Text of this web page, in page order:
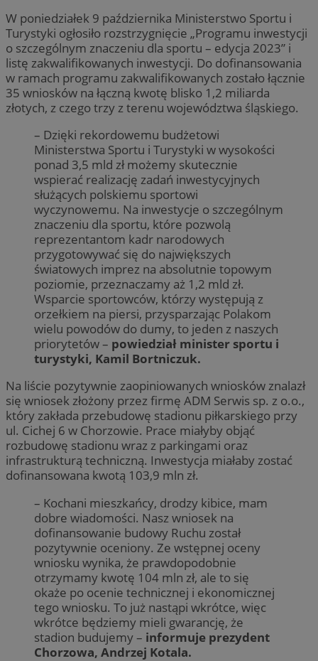
W poniedziałek 9 października Ministerstwo Sportu i
Turystyki ogłosiło rozstrzygnięcie „Programu inwestycji
o szczególnym znaczeniu dla sportu – edycja 2023” i
listę zakwalifikowanych inwestycji. Do dofinansowania
w ramach programu zakwalifikowanych zostało łącznie
35 wniosków na łączną kwotę blisko 1,2 miliarda
złotych, z czego trzy z terenu województwa śląskiego.
– Dzięki rekordowemu budżetowi
Ministerstwa Sportu i Turystyki w wysokości
ponad 3,5 mld zł możemy skutecznie
wspierać realizację zadań inwestycyjnych
służących polskiemu sportowi
wyczynowemu. Na inwestycje o szczególnym
znaczeniu dla sportu, które pozwolą
reprezentantom kadr narodowych
przygotowywać się do największych
światowych imprez na absolutnie topowym
poziomie, przeznaczamy aż 1,2 mld zł.
Wsparcie sportowców, którzy występują z
orzełkiem na piersi, przysparzając Polakom
wielu powodów do dumy, to jeden z naszych
priorytetów – powiedział minister sportu i
turystyki, Kamil Bortniczuk.
Na liście pozytywnie zaopiniowanych wniosków znalazł
się wniosek złożony przez firmę ADM Serwis sp. z o.o.,
który zakłada przebudowę stadionu piłkarskiego przy
ul. Cichej 6 w Chorzowie. Prace miałyby objąć
rozbudowę stadionu wraz z parkingami oraz
infrastrukturą techniczną. Inwestycja miałaby zostać
dofinansowana kwotą 103,9 mln zł.
– Kochani mieszkańcy, drodzy kibice, mam
dobre wiadomości. Nasz wniosek na
dofinansowanie budowy Ruchu został
pozytywnie oceniony. Ze wstępnej oceny
wniosku wynika, że prawdopodobnie
otrzymamy kwotę 104 mln zł, ale to się
okaże po ocenie technicznej i ekonomicznej
tego wniosku. To już nastąpi wkrótce, więc
wkrótce będziemy mieli gwarancję, że
stadion budujemy – informuje prezydent
Chorzowa, Andrzej Kotala.